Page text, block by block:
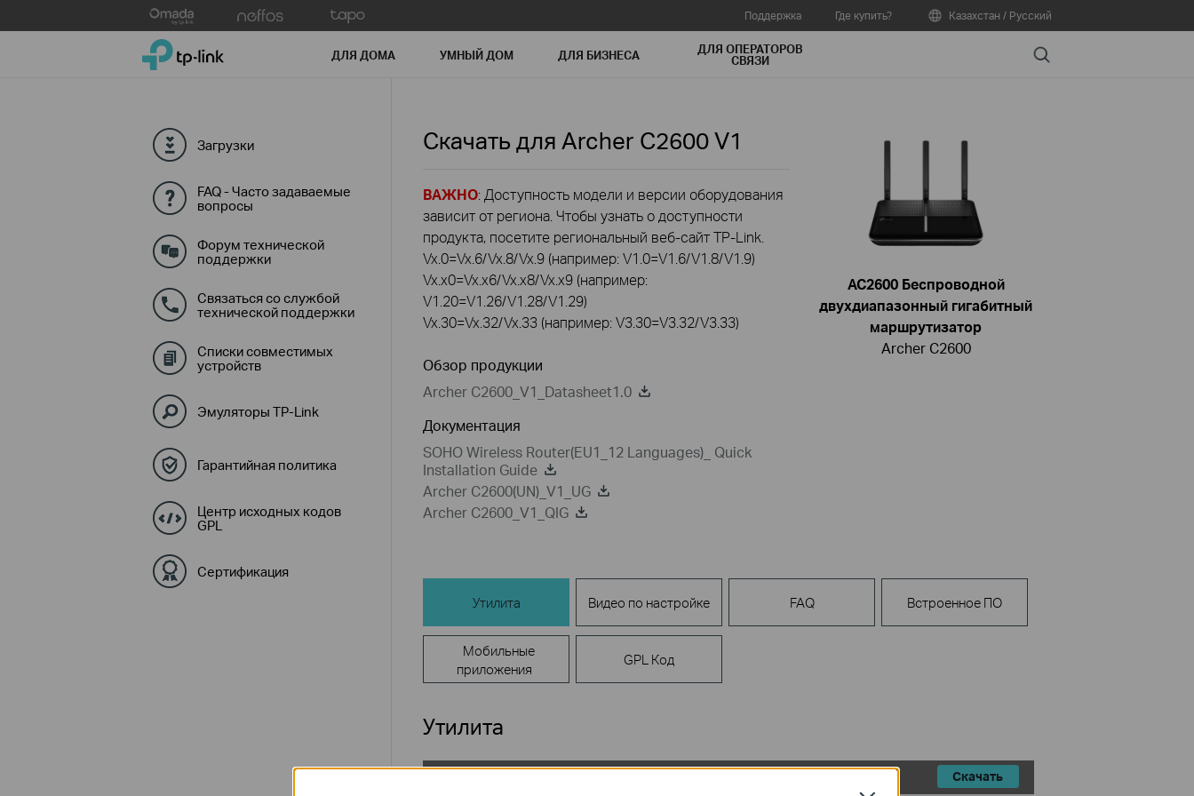
to
Поддержка Где купить? Казахстан / Русский
TP-Link, Reliably Smart ДЛЯ ДОМА УМНЫЙ ДОМ ДЛЯ БИЗНЕСА ДЛЯ ОПЕРАТОРОВ
СВЯЗИ Search
Загрузки
FAQ - Часто задаваемые
вопросы
Форум технической
поддержки
Связаться со службой
технической поддержки
Списки совместимых
устройств
Эмуляторы TP-Link
Гарантийная политика
Центр исходных кодов
GPL
Сертификация
Скачать для Archer C2600V1
ВАЖНО: Доступность модели и версии оборудования
зависит от региона. Чтобы узнать о доступности
продукта, посетите региональный веб-сайт TP-Link.
Vx.0=Vx.6/Vx.8/Vx.9 (например: V1.0=V1.6/V1.8/V1.9)
Vx.x0=Vx.x6/Vx.x8/Vx.x9 (например:
V1.20=V1.26/V1.28/V1.29)
Vx.30=Vx.32/Vx.33 (например: V3.30=V3.32/V3.33)
Обзор продукции
Archer C2600_V1_Datasheet1.0
Документация
SOHO Wireless Router(EU1_12 Languages)_ Quick
Installation Guide
Archer C2600(UN)_V1_UG
Archer C2600_V1_QIG
AC2600 Беспроводной
двухдиапазонный гигабитный
маршрутизатор
Archer C2600
Утилита Видео по настройке FAQ Встроенное ПО
Мобильные
приложения
GPL Код
Утилита
Скачать